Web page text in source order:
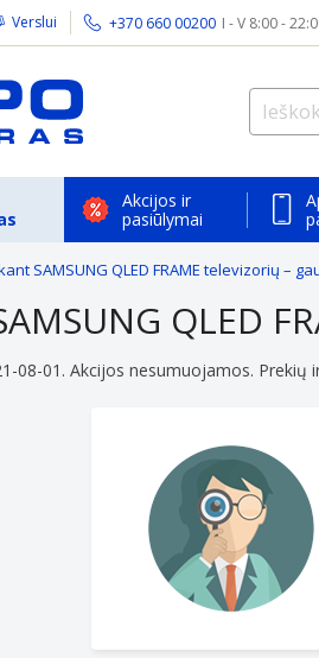
Verslui +370 660 00200 I - V 8:00 -
Akcijos ir
pasiūlymai
SAMSUNG QLED FRAME televizorių –
QLED
08-01. Akcijos nesumuojamos.